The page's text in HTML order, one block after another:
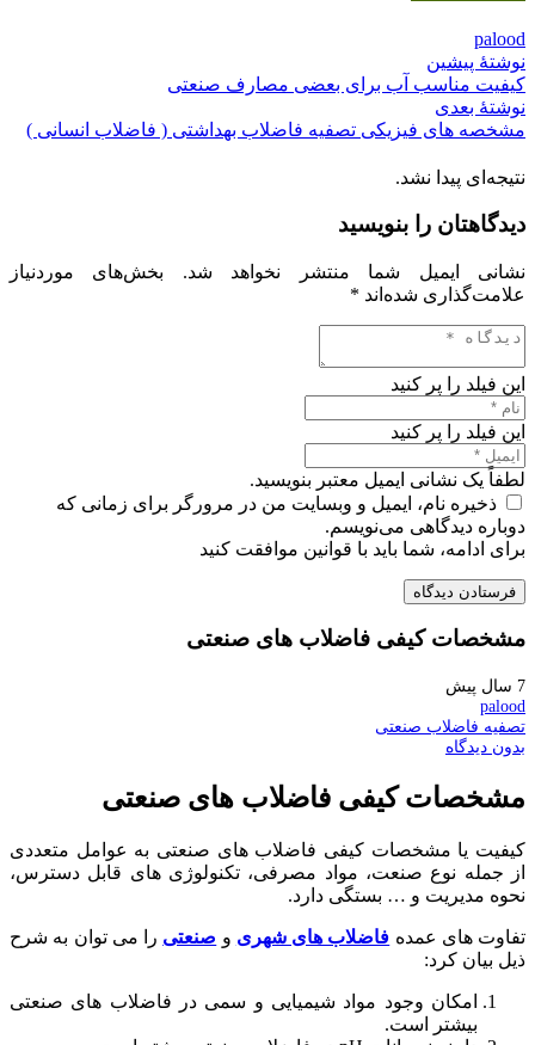
palood
نوشتهٔ پیشین
کیفیت مناسب آب برای بعضی مصارف صنعتی
نوشتهٔ بعدی
مشخصه های فیزیکی تصفیه فاضلاب بهداشتی ( فاضلاب انسانی )
نتیجه‌ای پیدا نشد.
دیدگاهتان را بنویسید
نشانی ایمیل شما منتشر نخواهد شد.
بخش‌های موردنیاز
علامت‌گذاری شده‌اند *
این فیلد را پر کنید
این فیلد را پر کنید
لطفاً یک نشانی ایمیل معتبر بنویسید.
ذخیره نام، ایمیل و وبسایت من در مرورگر برای زمانی که
دوباره دیدگاهی می‌نویسم.
برای ادامه، شما باید با قوانین موافقت کنید
فرستادن دیدگاه
مشخصات کیفی فاضلاب های صنعتی
7 سال پیش
palood
تصفیه فاضلاب صنعتی
بدون دیدگاه
مشخصات کیفی فاضلاب های صنعتی
کیفیت یا مشخصات کیفی فاضلاب های صنعتی به عوامل متعددی
از جمله نوع صنعت، مواد مصرفی، تکنولوژی های قابل دسترس،
نحوه مدیریت و … بستگی دارد.
تفاوت های عمده فاضلاب های شهری و صنعتی را می توان به شرح
ذیل بیان کرد:
امکان وجود مواد شیمیایی و سمی در فاضلاب های صنعتی
بیشتر است.